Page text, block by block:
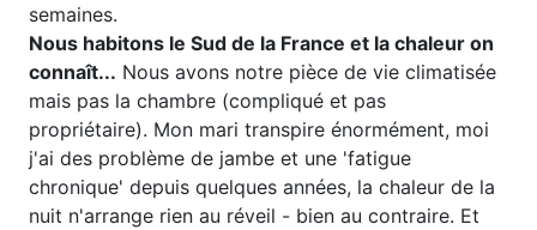
semaines.
Nous habitons le Sud de la France et la chaleur on
connaît... Nous avons notre pièce de vie climatisée
mais pas la chambre (compliqué et pas
propriétaire). Mon mari transpire énormément, moi
j'ai des problème de jambe et une 'fatigue
chronique' depuis quelques années, la chaleur de la
nuit n'arrange rien au réveil - bien au contraire. Et